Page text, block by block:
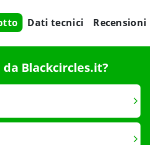
Dati tecnici Recensioni
Blackcircles.it?